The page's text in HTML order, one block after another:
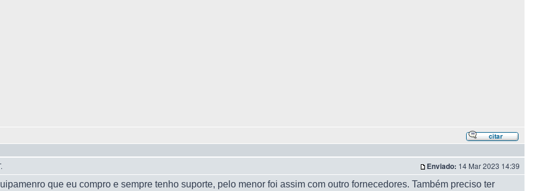
Enviado: 14 Mar 2023 14:39
que eu compro e sempre tenho suporte, pelo menor foi assim com outro fornecedores. Também preciso ter